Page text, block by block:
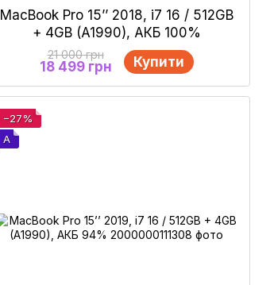
MacBook Pro 15’’ 2018, i7 16 / 512GB
+ 4GB (A1990), АКБ 100%
21 000 грн
18 499 грн Купити
−27%
A